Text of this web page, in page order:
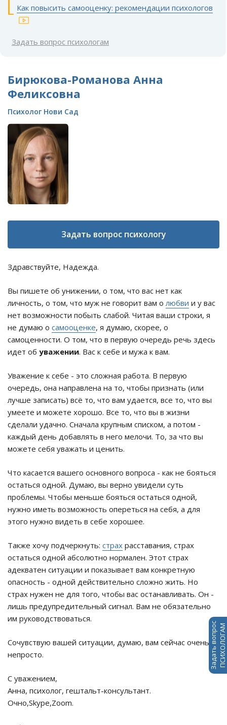
Как повысить самооценку: рекомендации психологов
Задать вопрос психологам
Бирюкова-Романова Анна
Феликсовна
Психолог Нови Сад
Задать вопрос психологу
Здравствуйте, Надежда.
Вы пишете об унижении, о том, что вас нет как
личность, о том, что муж не говорит вам олюбви и у вас
нет возможности побыть слабой. Читая ваши строки, я
не думаю о самооценке, я думаю, скорее, о
самоценности. О том, что в первую очередь речь здесь
идет об уважении. Вас к себе и мужа к вам.
Уважение к себе - это сложная работа. В первую
очередь, она направлена на то, чтобы признать (или
лучше записать) всё то, что вам удается, все то, что вы
умеете и можете хорошо. Все то, что вы в жизни
сделали удачно. Сначала крупным списком, а потом -
каждый день добавлять в него мелочи. То, за что вы
можете себя уважать и ценить.
Что касается вашего основного вопроса - как не бояться
остаться одной. Думаю, вы верно увидели суть
проблемы. Чтобы меньше бояться остаться одной,
нужно иметь возможность опереться на себя, а для
этого нужно видеть в себе хорошее.
Также хочу подчеркнуть: страх расставания, страх
остаться одной абсолютно нормален. Этот страх
адекватен ситуации и показывает вам конкретную
опасность - одной действительно сложно жить. Но
страх нужен не для того, чтобы вас останавливать. Он -
лишь предупредительный сигнал. Вам не обязательно
им руководствоваться.
Сочувствую вашей ситуации, думаю, вам сейчас очень
непросто.
С уважением,
Анна, психолог, гештальт-консультант.
Очно,Skype,Zoom.
Задать вопросПСИХОЛОГАМ